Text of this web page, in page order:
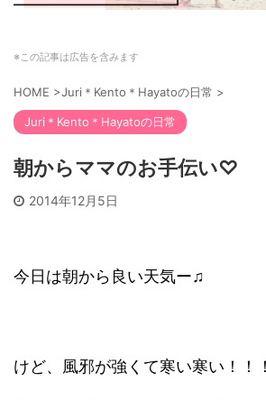
※この記事は広告を含みます
HOME >Juri＊Kento＊Hayatoの日常 >
Juri＊Kento＊Hayatoの日常
朝からママのお手伝い♡
2014年12月5日
今日は朝から良い天気ー♫
けど、風邪が強くて寒い寒い！！！